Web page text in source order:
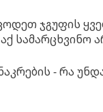
ჯგუფის
სამარცხვინო
- რა